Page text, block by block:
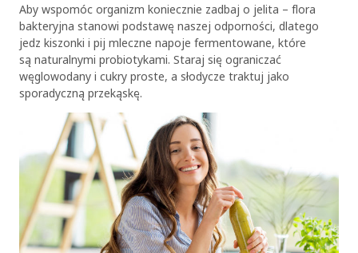
Aby wspomóc organizm koniecznie zadbaj o jelita – flora
bakteryjna stanowi podstawę naszej odporności, dlatego
jedz kiszonki i pij mleczne napoje fermentowane, które
są naturalnymi probiotykami. Staraj się ograniczać
węglowodany i cukry proste, a słodycze traktuj jako
sporadyczną przekąskę.